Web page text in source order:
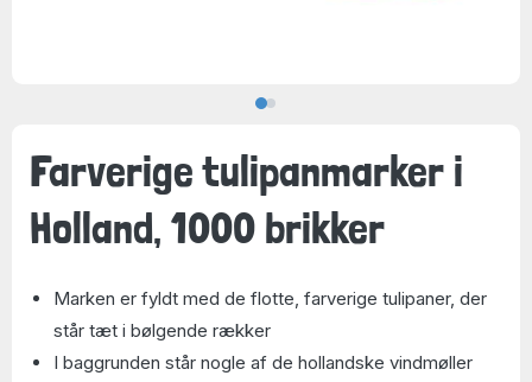
Farverige tulipanmarker i
Holland, 1000 brikker
Marken er fyldt med de flotte, farverige tulipaner, der
står tæt i bølgende rækker
I baggrunden står nogle af de hollandske vindmøller